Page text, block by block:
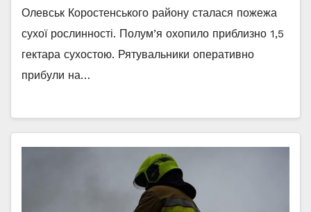
Олевськ Коростенського району сталася пожежа
сухої рослинності. Полум’я охопило приблизно 1,5
гектара сухостою. Рятувальники оперативно
прибули на…